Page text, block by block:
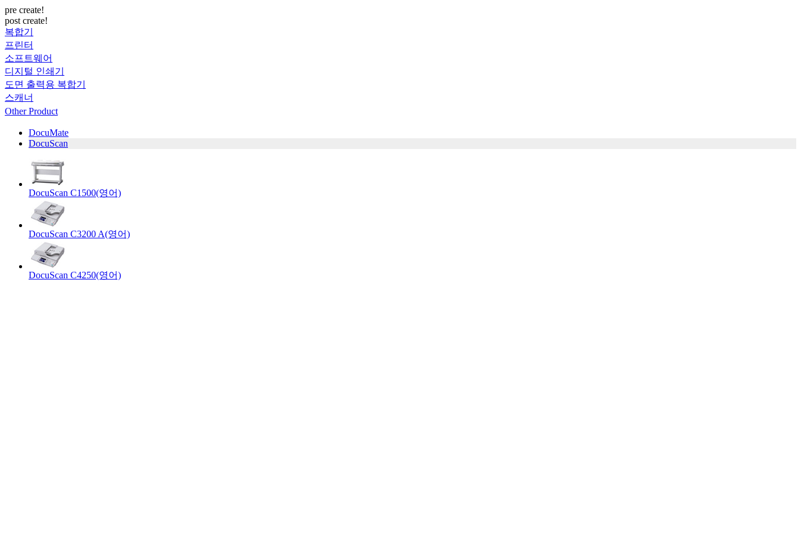
pre create!
post create!
복합기
프린터
소프트웨어
디지털 인쇄기
도면 출력용 복합기
스캐너
Other Product
DocuMate
DocuScan
DocuScan C1500(영어)
DocuScan C3200 A(영어)
DocuScan C4250(영어)